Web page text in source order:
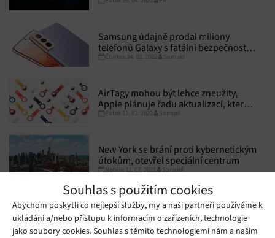
Souhlas s použitím cookies
Abychom poskytli co nejlepší služby, my a naši partneři používáme k
ukládání a/nebo přístupu k informacím o zařízeních, technologie
jako soubory cookies. Souhlas s těmito technologiemi nám a našim
Samsung údajně prodal miliony
telefonů Galaxy s fatální bezpečnostní
chybou
Čtvrtek 24. 02. 2022 Samuel
AirTagy mohou být lehce zneužity,
Apple plánuje řadu aktualizací, které
tomu mají zabránit
Pátek 11. 02. 2022 Samuel
New York se brání proti kybernetickým
útokům, otevřel speciální centrum
Neděle 11. 07. 2021 Samuel